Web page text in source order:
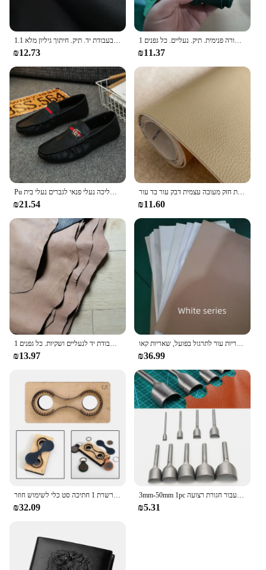
1.1 מ "מ שחור. פחדן רגיל. עור השכבה הראשונה. בד עור אמיתי. עבודת יד לנעליים בעבודת יד. תיק. חיתוך גיליון מלא
₪12.73
1 מ "מ מעור ירוק. עור השכבה הראשונה. בד עור אמיתי. בעבודת יד עורה פנימית. תיק. נעליים. כל גפנים
₪11.37
Pu מעור גברים אופנתיים נעליים אופנתיות גברים מזדמנים נעלי גברים 2024 הליכה נעלי פנאי לגברים נעלי בית
₪21.54
דפיקות חזק מעובה עצמית דבק עור בד עור pu בד תיקון לתיקון כסא כסא גלגלים
₪11.60
1 מ "מ מעור חום בהיר. עור השכבה הראשונה. בד עור אמיתי. גסה בעבודת יד לנעליים ושקיות. כל גפנים
₪13.97
שאריות עור לתרגול בפועל, שאריות קאוhide, בד בצבע 2-שכבתית 20 x30cmx 5/10 יחידות
₪36.99
מתכת חיתוך מת מפתח שרשרת 1 חתיכה סט כלי לשימוש חוזר DIY קרפט תבנית עץ חותך עבור Keychain עור מפוצל Leathercraft
₪32.09
3mm-50mm 1pc עור קרפט חצי עגול חותך אגרוף כלים בעבודת יד בצורת חצי עיגול אגרוף עבור חגורת רצועה
₪5.31